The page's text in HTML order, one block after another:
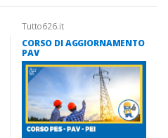
Tutto626.it
CORSO DI AGGIORNAMENTO
PAV